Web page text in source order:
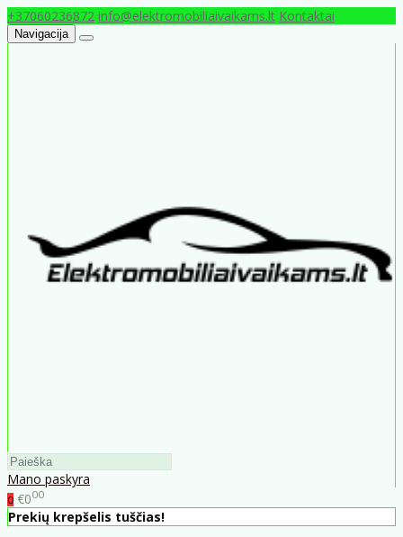
+37060236872 info@elektromobiliaivaikams.lt Kontaktai
Navigacija
Mano paskyra
0 €000
Prekių krepšelis tuščias!